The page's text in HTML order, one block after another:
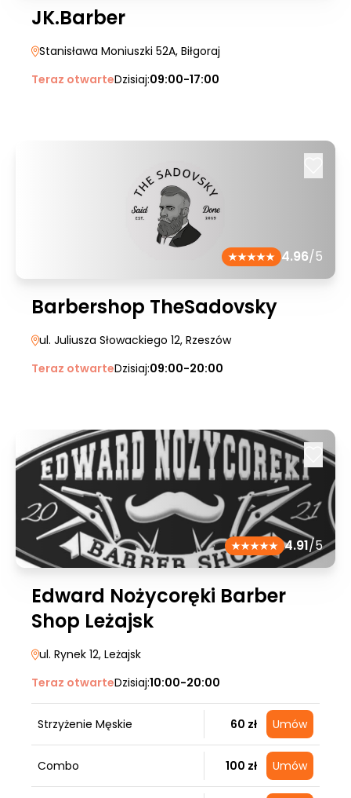
JK.Barber
Stanisława Moniuszki 52A, Biłgoraj
Teraz otwarteDzisiaj:09:00-17:00
4.96/5
Barbershop TheSadovsky
ul. Juliusza Słowackiego 12, Rzeszów
Teraz otwarteDzisiaj:09:00-20:00
4.91/5
Edward Nożycoręki Barber
Shop Leżajsk
ul. Rynek 12, Leżajsk
Teraz otwarteDzisiaj:10:00-20:00
Strzyżenie Męskie 60 zł Umów
Combo 100 zł Umów